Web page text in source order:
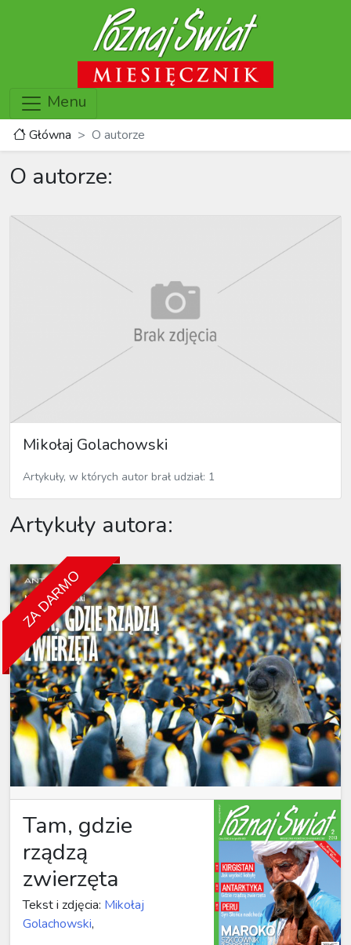
Menu
Główna O autorze
O autorze:
Mikołaj Golachowski
Artykuły, w których autor brał udział: 1
Artykuły autora:
ZA DARMO
Tam, gdzie
rządzą
zwierzęta
Tekst i zdjęcia: Mikołaj
Golachowski,